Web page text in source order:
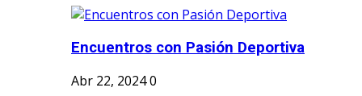
Encuentros con Pasión Deportiva
Abr 22, 20240